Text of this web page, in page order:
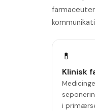
💊
Klinisk
i